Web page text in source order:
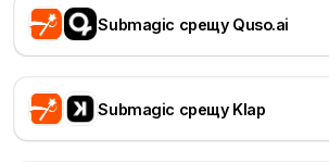
Submagic срещу Quso.ai
Submagic срещу Klap